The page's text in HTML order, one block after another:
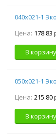
040х021-1
Цена: 178.83
В корзину
050х021-1
Цена: 215.80
В корзину